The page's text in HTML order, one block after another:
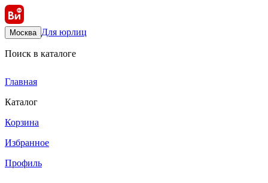
Москва Для юрлиц
Поиск в каталоге
Главная
Каталог
Корзина
Избранное
Профиль